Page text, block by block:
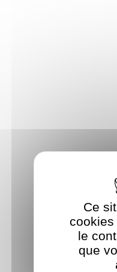
Ce
cookies
le
que